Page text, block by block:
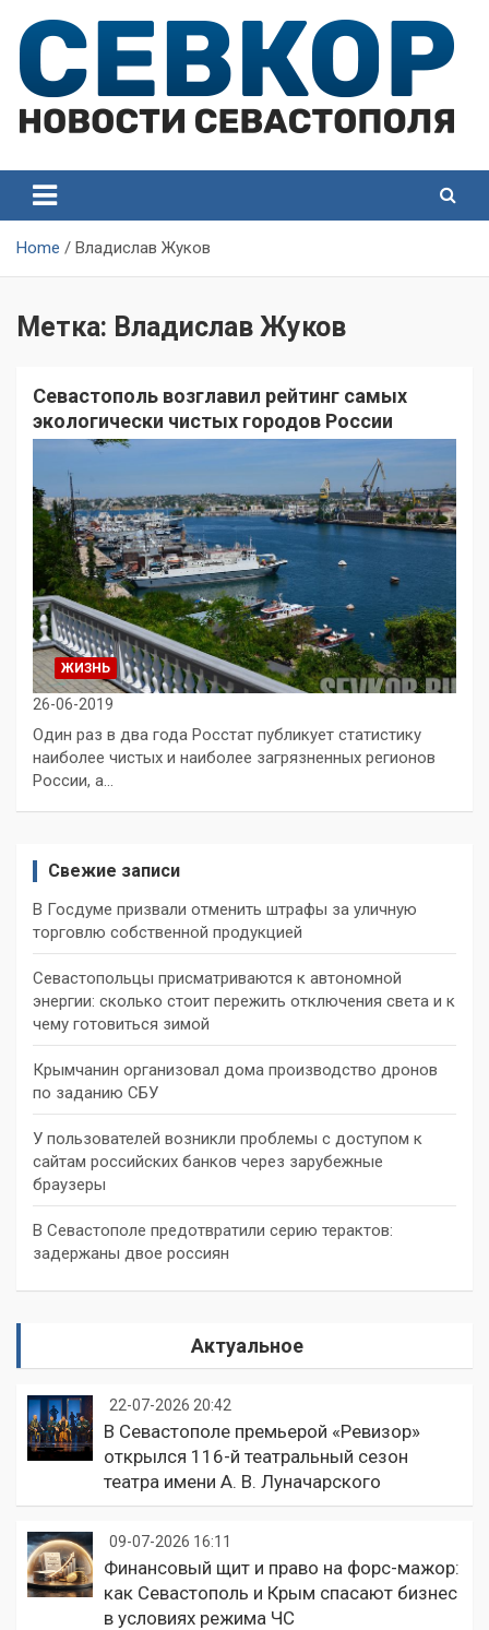
content
Севастополя
Севастополя
Home Владислав Жуков
Метка: Владислав Жуков
Севастополь возглавил рейтинг самых
экологически чистых городов России
ЖИЗНЬ
26-06-2019
Один раз в два года Росстат публикует статистику
наиболее чистых и наиболее загрязненных регионов
России, а…
Свежие записи
В Госдуме призвали отменить штрафы за уличную
торговлю собственной продукцией
Севастопольцы присматриваются к автономной
энергии: сколько стоит пережить отключения света и к
чему готовиться зимой
Крымчанин организовал дома производство дронов
по заданию СБУ
У пользователей возникли проблемы с доступом к
сайтам российских банков через зарубежные
браузеры
В Севастополе предотвратили серию терактов:
задержаны двое россиян
Актуальное
22-07-2026 20:42
В Севастополе премьерой «Ревизор»
открылся 116-й театральный сезон
театра имени А. В. Луначарского
09-07-2026 16:11
Финансовый щит и право на форс-мажор:
как Севастополь и Крым спасают бизнес
в условиях режима ЧС